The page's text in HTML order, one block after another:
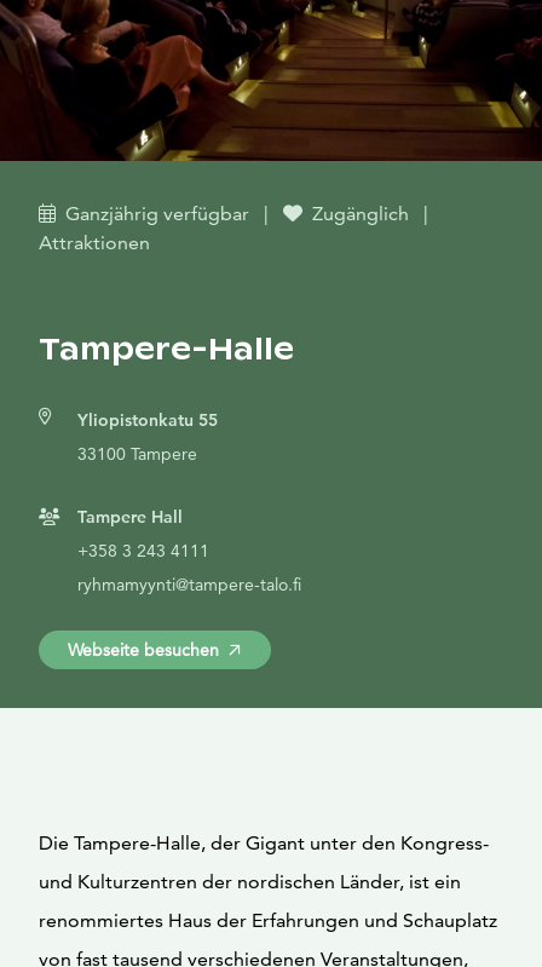
Ganzjährig verfügbar | Zugänglich
|
Attraktionen
Tampere-Halle
Yliopistonkatu 55
33100 Tampere
Tampere Hall
+358 3 243 4111
ryhmamyynti@tampere-talo.fi
Webseite besuchen
Die Tampere-Halle, der Gigant unter den Kongress-
und Kulturzentren der nordischen Länder, ist ein
renommiertes Haus der Erfahrungen und Schauplatz
von fast tausend verschiedenen Veranstaltungen,